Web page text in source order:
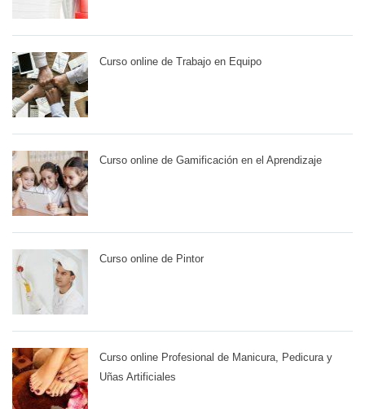
Curso online de Trabajo en Equipo
Curso online de Gamificación en el Aprendizaje
Curso online de Pintor
Curso online Profesional de Manicura, Pedicura y
Uñas Artificiales